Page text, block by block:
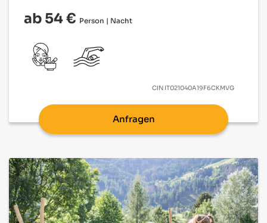
ab 54 € Person | Nacht
CIN IT021040A19F6CKMVG
Anfragen